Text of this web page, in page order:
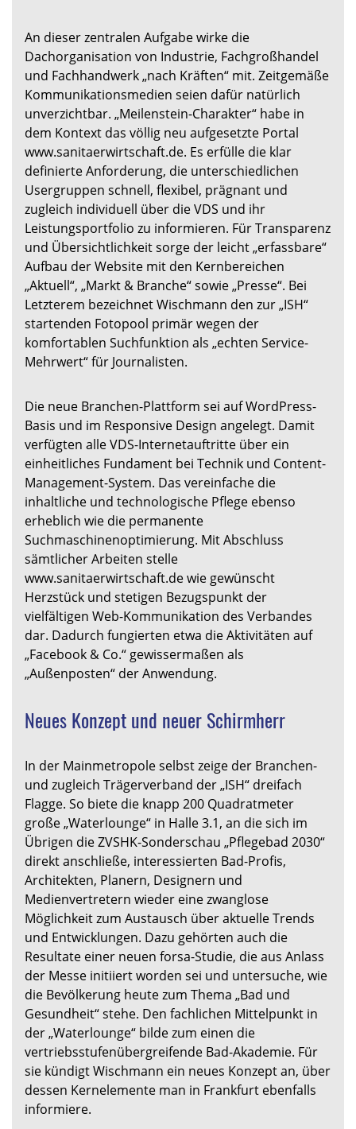
An dieser zentralen Aufgabe wirke die
Dachorganisation von Industrie, Fachgroßhandel
und Fachhandwerk „nach Kräften“ mit. Zeitgemäße
Kommunikationsmedien seien dafür natürlich
unverzichtbar. „Meilenstein-Charakter“ habe in
dem Kontext das völlig neu aufgesetzte Portal
www.sanitaerwirtschaft.de. Es erfülle die klar
definierte Anforderung, die unterschiedlichen
Usergruppen schnell, flexibel, prägnant und
zugleich individuell über die VDS und ihr
Leistungsportfolio zu informieren. Für Transparenz
und Übersichtlichkeit sorge der leicht „erfassbare“
Aufbau der Website mit den Kernbereichen
„Aktuell“, „Markt & Branche“ sowie „Presse“. Bei
Letzterem bezeichnet Wischmann den zur „ISH“
startenden Fotopool primär wegen der
komfortablen Suchfunktion als „echten Service-
Mehrwert“ für Journalisten.
Die neue Branchen-Plattform sei auf WordPress-
Basis und im Responsive Design angelegt. Damit
verfügten alle VDS-Internetauftritte über ein
einheitliches Fundament bei Technik und Content-
Management-System. Das vereinfache die
inhaltliche und technologische Pflege ebenso
erheblich wie die permanente
Suchmaschinenoptimierung. Mit Abschluss
sämtlicher Arbeiten stelle
www.sanitaerwirtschaft.de wie gewünscht
Herzstück und stetigen Bezugspunkt der
vielfältigen Web-Kommunikation des Verbandes
dar. Dadurch fungierten etwa die Aktivitäten auf
„Facebook & Co.“ gewissermaßen als
„Außenposten“ der Anwendung.
Neues Konzept und neuer Schirmherr
In der Mainmetropole selbst zeige der Branchen-
und zugleich Trägerverband der „ISH“ dreifach
Flagge. So biete die knapp 200 Quadratmeter
große „Waterlounge“ in Halle 3.1, an die sich im
Übrigen die ZVSHK-Sonderschau „Pflegebad 2030“
direkt anschließe, interessierten Bad-Profis,
Architekten, Planern, Designern und
Medienvertretern wieder eine zwanglose
Möglichkeit zum Austausch über aktuelle Trends
und Entwicklungen. Dazu gehörten auch die
Resultate einer neuen forsa-Studie, die aus Anlass
der Messe initiiert worden sei und untersuche, wie
die Bevölkerung heute zum Thema „Bad und
Gesundheit“ stehe. Den fachlichen Mittelpunkt in
der „Waterlounge“ bilde zum einen die
vertriebsstufenübergreifende Bad-Akademie. Für
sie kündigt Wischmann ein neues Konzept an, über
dessen Kernelemente man in Frankfurt ebenfalls
informiere.